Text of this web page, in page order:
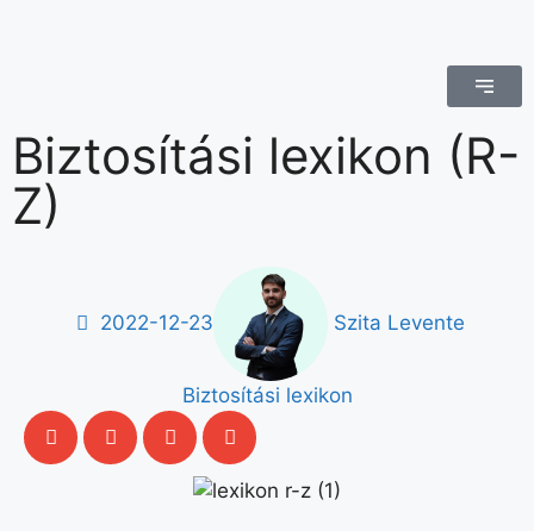
Biztosítási lexikon (R-
Z)
2022-12-23 Szita Levente
Biztosítási lexikon